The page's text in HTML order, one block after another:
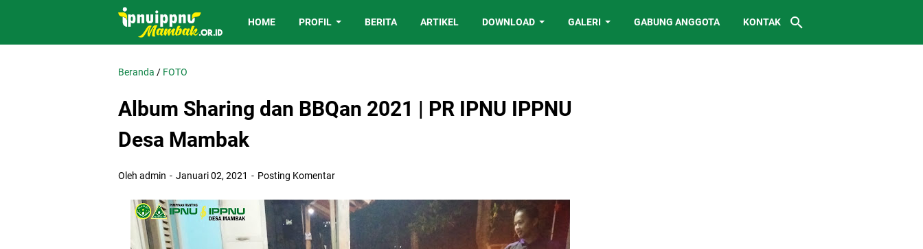
HOME PROFIL BERITA ARTIKEL DOWNLOAD GALERI GABUNG ANGGOTA KONTAK
Beranda / FOTO
Album Sharing dan BBQan 2021 | PR IPNU IPPNU
Desa Mambak
Oleh admin Januari 02, 2021 Posting Komentar